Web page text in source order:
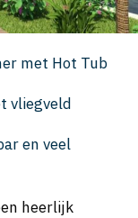
met Hot Tub
vliegveld
en veel
heerlijk